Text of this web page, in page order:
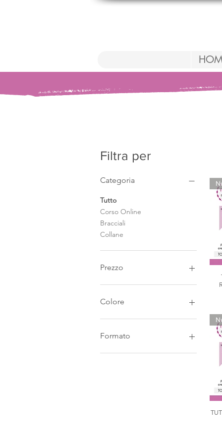
Filtra per
Categoria
Tutto
Corso Online
Bracciali
Collane
Prezzo
1 €
Colore
Formato
Coppia Orecchini